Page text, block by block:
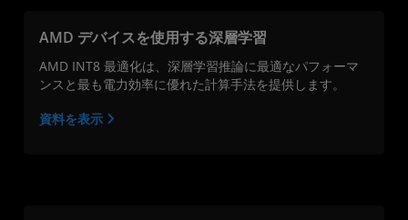
AMD デバイスを使用する深層学習
AMD INT8 最適化は、深層学習推論に最適なパフォーマ
ンスと最も電力効率に優れた計算手法を提供します。
資料を表示